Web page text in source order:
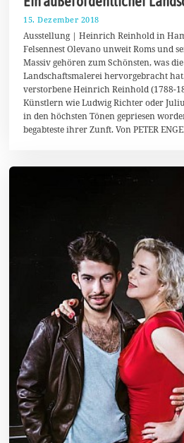
15. Dezember 2018
7
.
D
e
z
m
b
e
r
2
8
Ausstellung | Heinrich Reinhold in
Felsennest Olevano unweit Roms und
Massiv gehören zum Schönsten, was
Landschaftsmalerei hervorgebracht
verstorbene Heinrich Reinhold (1788-
Künstlern wie Ludwig Richter oder
in den höchsten Tönen gepriesen
begabteste ihrer Zunft. Von PETER